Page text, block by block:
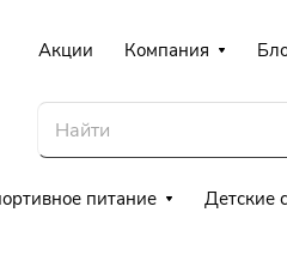
Акции Компания
питание Детские